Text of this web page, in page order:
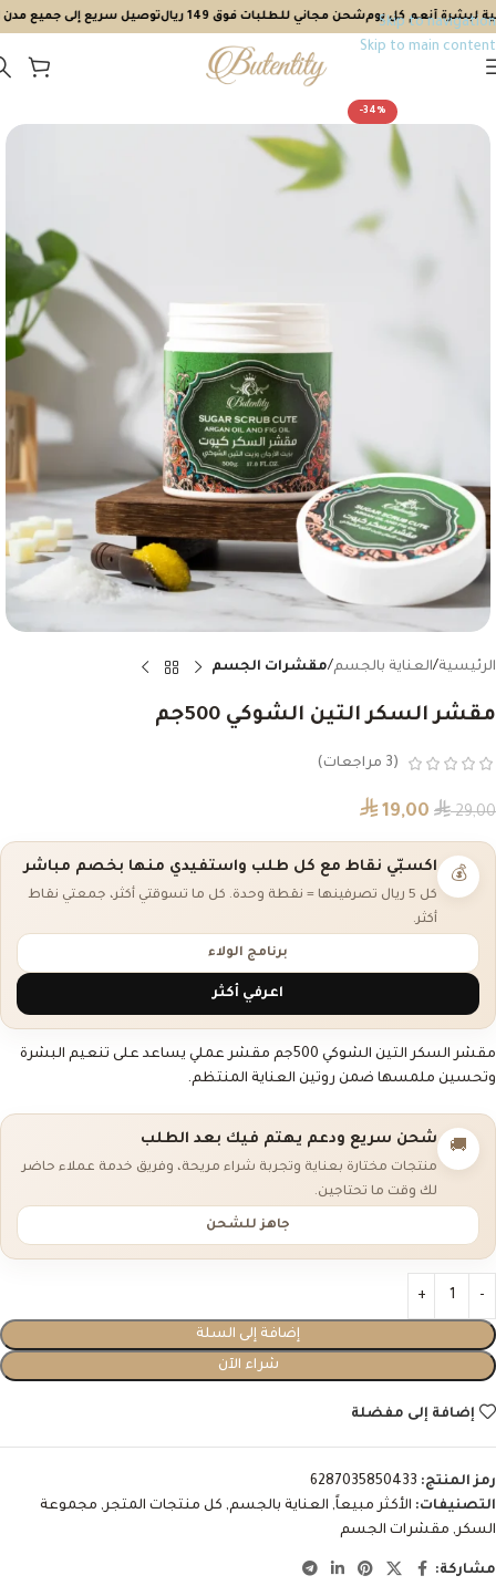
Skip to navigation
Skip to main content
توصيل سريع إلى جميع مدن شحن مجاني للطلبات فوق 149 ريالأنعم كل يوم
-34%
الرئيسية العناية بالجسم مقشرات الجسم
مقشر السكر التين الشوكي 500جم
(
3 مراجعات)
⃁29,00
⃁ 19,00
💰 اكسبّي نقاط مع كل طلب واستفيدي منها بخصم مباشر
كل 5 ريال تصرفينها = نقطة وحدة. كل ما تسوقتي أكثر، جمعتي نقاط
أكثر.
برنامج الولاء
اعرفي أكثر
مقشر السكر التين الشوكي 500جم مقشر عملي يساعد على تنعيم البشرة
وتحسين ملمسها ضمن روتين العناية المنتظم.
🚚 شحن سريع ودعم يهتم فيك بعد الطلب
منتجات مختارة بعناية وتجربة شراء مريحة، وفريق خدمة عملاء حاضر
لك وقت ما تحتاجين.
جاهز للشحن
إضافة إلى السلة
شراء الآن
إضافة إلى مفضلة
رمز المنتج: 6287035850433
التصنيفات: الأكثر مبيعاً, العناية بالجسم, كل منتجات المتجر, مجموعة
السكر, مقشرات الجسم
مشاركة: